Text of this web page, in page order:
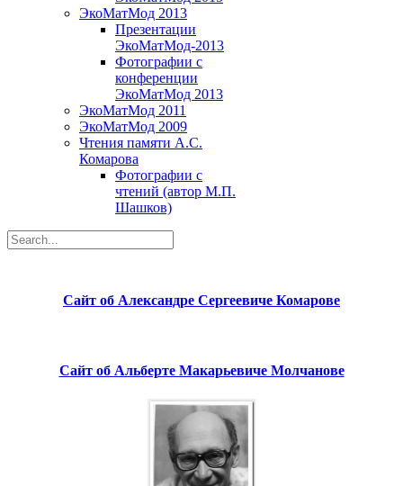
ЭкоМатМод 2013
Презентации
ЭкоМатМод-2013
Фотографии с
конференции
ЭкоМатМод 2013
ЭкоМатМод 2011
ЭкоМатМод 2009
Чтения памяти А.С.
Комарова
Фотографии с
чтений (автор М.П.
Шашков)
Сайт об Александре Сергеевиче Комарове
Сайт об Альберте Макарьевиче Молчанове